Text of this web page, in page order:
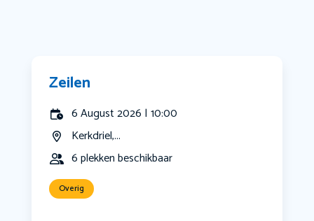
Zeilen
6 August 2026 | 10:00
Kerkdriel,...
6 plekken beschikbaar
Overig